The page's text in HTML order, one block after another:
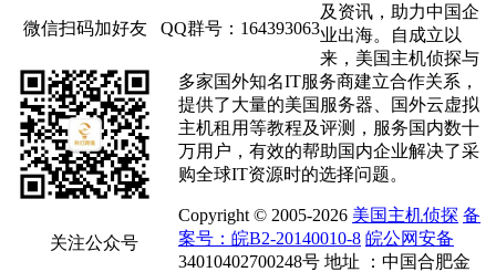
微信扫码加好友 QQ群号：164393063
关注公众号
及资讯，助力中国企
业出海。自成立以
来，美国主机侦探与
多家国外知名IT服务商建立合作关系，
提供了大量的美国服务器、国外云虚拟
主机租用等教程及评测，服务国内数十
万用户，有效的帮助国内企业解决了采
购全球IT资源时的选择问题。
Copyright © 2005-2026 美国主机侦探 备
案号：皖B2-20140010-8 皖公网安备
34010402700248号 地址 ：中国合肥金